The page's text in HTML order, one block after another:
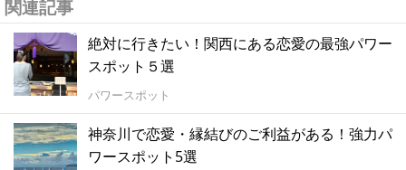
関連記事
絶対に行きたい！関西にある恋愛の最強パワー
スポット５選
パワースポット
神奈川で恋愛・縁結びのご利益がある！強力パ
ワースポット5選